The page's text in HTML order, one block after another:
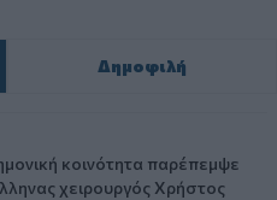
Δημοφιλή
κοινότητα παρέπεμψε
χειρουργός Χρήστος